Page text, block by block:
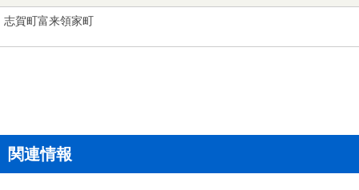
志賀町富来領家町
関連情報